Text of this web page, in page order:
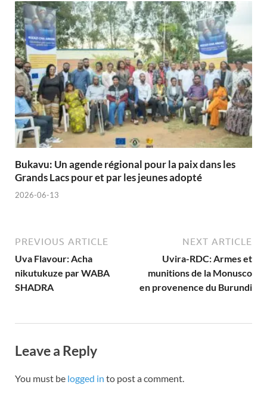
Bukavu: Un agende régional pour la paix dans les
Grands Lacs pour et par les jeunes adopté
2026-06-13
PREVIOUS ARTICLE
Uva Flavour: Acha
nikutukuze par WABA
SHADRA
NEXT ARTICLE
Uvira-RDC: Armes et
munitions de la Monusco
en provenence du Burundi
Leave a Reply
You must be logged in to post a comment.